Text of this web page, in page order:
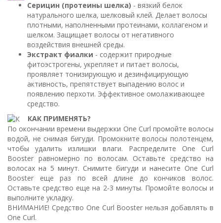
Серицин (протеины шелка) - вязкий белок
натурального шелка, шелковый клей. Делает волосы
плотными, наполненными протеинами, коллагеном и
шелком. Защищает волосы от негативного
воздействия внешней среды.
Экстракт фиалки - содержит природные
фитоэстрогены, укрепляет и питает волосы,
проявляет тонизирующую и дезинфицирующую
активность, препятствует выпадению волос и
появлению перхоти. Эффективное омолаживающее
средство.
КАК ПРИМЕНЯТЬ?
По окончании времени выдержки One Curl промойте волосы
водой, не снимая бигуди. Промокните волосы полотенцем,
чтобы удалить излишки влаги. Распределите One Curl
Booster равномерно по волосам. Оставьте средство на
волосах на 5 минут. Снимите бигуди и нанесите One Curl
Booster еще раз по всей длине до кончиков волос.
Оставьте средство еще на 2-3 минуты. Промойте волосы и
выполните укладку.
ВНИМАНИЕ! Средство One Curl Booster нельзя добавлять в
One Curl.